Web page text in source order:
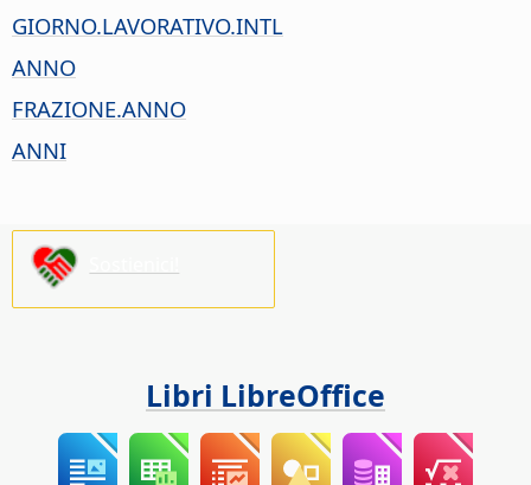
GIORNO.LAVORATIVO.INTL
ANNO
FRAZIONE.ANNO
ANNI
Libri LibreOffice